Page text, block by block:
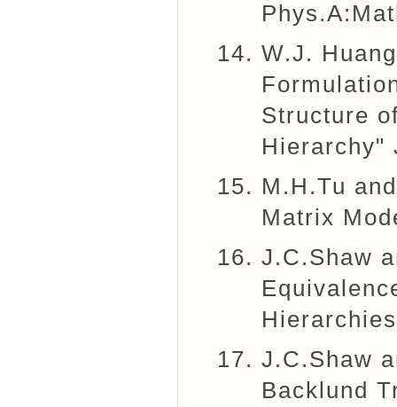
W.J.
Structure
Hierarchy"
M.H.Tu
Matrix
J.C.Shaw
J.C.Shaw
Backlund